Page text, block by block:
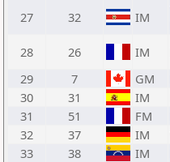
27 32 IM
28 26 IM
29
7 GM
30
31 IM
31
51 FM
32
37 IM
33
38 IM